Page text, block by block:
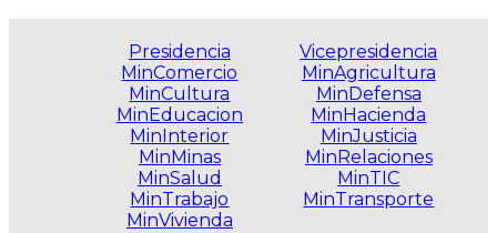
Presidencia
MinComercio
MinCultura
MinEducacion
MinInterior
MinMinas
MinSalud
MinTrabajo
MinVivienda
Vicepresidencia
MinAgricultura
MinDefensa
MinHacienda
MinJusticia
MinRelaciones
MinTIC
MinTransporte